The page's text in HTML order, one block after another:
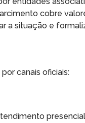
cobre
a situação e
canais oficiais: